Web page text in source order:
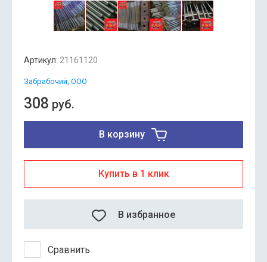
Артикул: 21161120
Забрабочий, ООО
308 руб.
В корзину
Купить в 1 клик
Сравнить
В избранное